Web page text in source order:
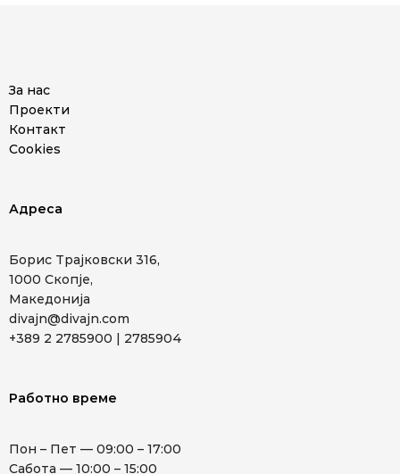
За нас
Проекти
Контакт
Cookies
Адреса
Борис Трајковски 316,
1000 Скопје,
Македонија
divajn@divajn.com
+389 2 2785900 | 2785904
Работно време
Пон – Пет — 09:00 – 17:00
Сабота — 10:00 – 15:00